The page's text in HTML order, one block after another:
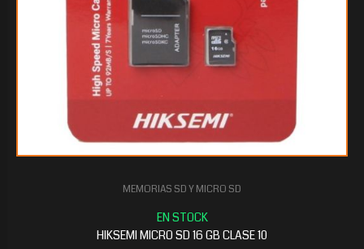
MEMORIAS SD Y MICRO SD
HIKSEMI MICRO SD 16 GB CLASE 10